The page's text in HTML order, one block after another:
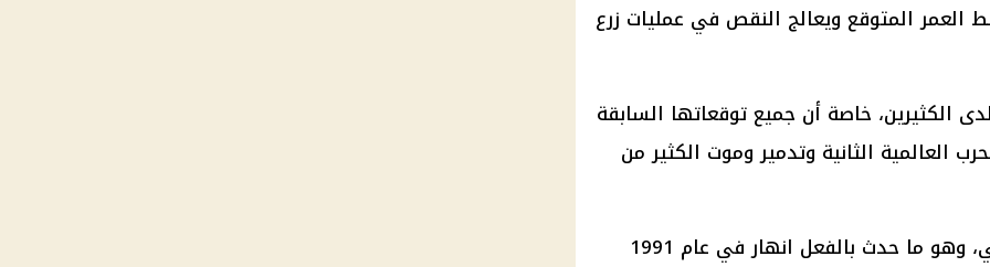
​​العمر المتوقع ويعالج النقص في عمليات زرع
تثير الخوف لدى الكثيرين، خاصة أن جميع توقعاتها السابقة
العالمية الثانية وتدمير وموت الكثير من
كما تنبأت بتفكك الاتحاد السوفييتي، وهو ما حدث بالفعل انهار في عام 1991